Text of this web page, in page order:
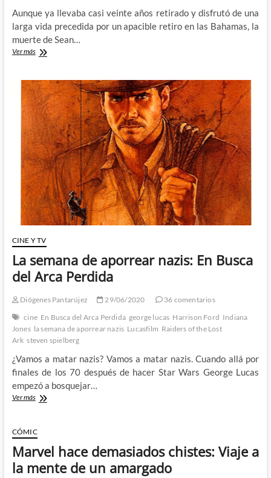
Aunque ya llevaba casi veinte años retirado y disfrutó de una
larga vida precedida por un apacible retiro en las Bahamas, la
muerte de Sean…
Ver másSu
Connery,
Sean
Connery
(1930-
2020)
CINE Y TV
La semana de aporrear nazis: En Busca
del Arca Perdida
Diógenes Pantarújez 29/06/2020
36 comentarios
cine En Busca del Arca Perdida george lucas Harrison Ford Indiana
Jones la semana de aporrear nazis Lucasfilm Raiders of the Lost
Ark steven spielberg
¿Vamos a matar nazis? Vamos a matar nazis. Cuando allá por
finales de los 70 después de hacer Star Wars George Lucas
empezó a bosquejar…
Ver másLa
aporrear
nazis:
En
del
CÓMIC
Marvel hace demasiados chistes: Viaje a
la mente de un amargado